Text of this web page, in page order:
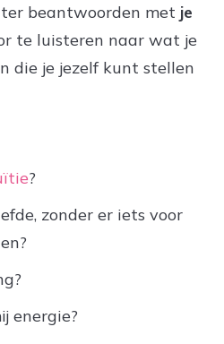
beantwoorden met je
te luisteren naar wat je
die je jezelf kunt stellen
?
zonder er iets voor
energie?